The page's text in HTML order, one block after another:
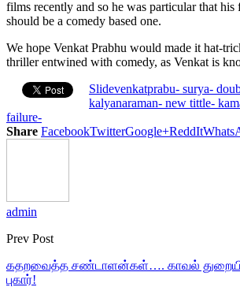
films recently and so he was particular that
should be a comedy based one.
We hope Venkat Prabhu would made it hat-
thriller entwined with comedy, as Venkat is
Slidevenkatprabu- surya-
kalyanaraman- new tittle-
failure-
Share FacebookTwitterGoogle+ReddIt
admin
Prev Post
கதறவைத்த சண்டாளன்கள்…. காவல் துறையில்
புகார்!